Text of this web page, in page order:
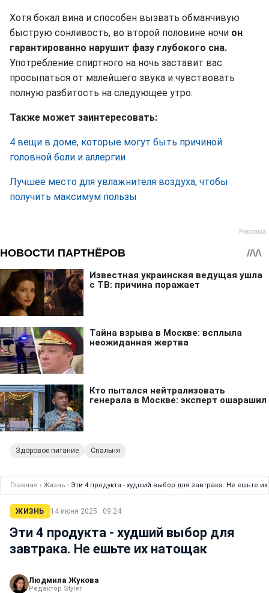
Хотя бокал вина и способен вызвать обманчивую
быструю сонливость, во второй половине ночи он
гарантированно нарушит фазу глубокого сна.
Употребление спиртного на ночь заставит вас
просыпаться от малейшего звука и чувствовать
полную разбитость на следующее утро.
Также может заинтересовать:
4 вещи в доме, которые могут быть причиной
головной боли и аллергии
Лучшее место для увлажнителя воздуха, чтобы
получить максимум пользы
Здоровое питание Спальня
Главная › Жизнь › Эти 4 продукта - худший выбор для завтрака. Не ешьте
ЖИЗНЬ 14 июня 2025 · 09:24
Эти 4 продукта - худший выбор для
завтрака. Не ешьте их натощак
Людмила Жукова
Редактор Styler